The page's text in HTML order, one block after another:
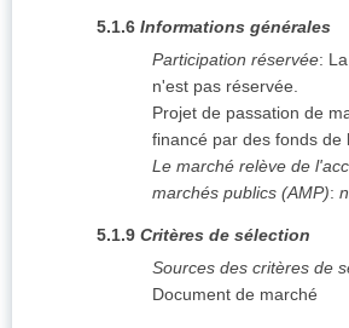
5.1.6 Informations générales
Participation réservée:
n'est pas réservée.
Projet de passation de
financé par des fonds de
Le marché relève de
marchés publics (AMP):
5.1.9 Critères de sélection
Sources des critères de
Document de marché